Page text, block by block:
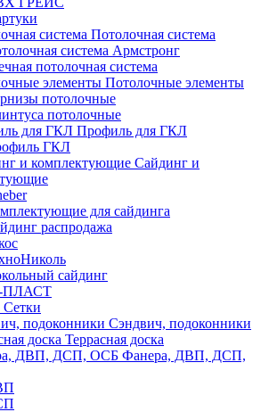
Потолочная система
система Армстронг
потолочная система
Потолочные элементы
потолочные
потолочные
Профиль для ГКЛ
ГКЛ
Сайдинг и
для сайдинга
распродажа
сайдинг
Сетки
Сэндвич, подоконники
Террасная доска
Фанера, ДВП, ДСП,